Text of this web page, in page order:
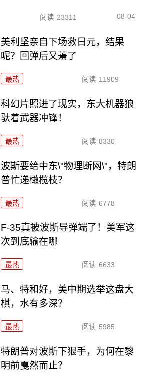
阅读 23311 08-04
美利坚亲自下场救日元，结果
呢？回弹后又蔫了
最热 阅读 11909
科幻片照进了现实，东大机器狼
驮着武器冲锋！
最热 阅读 8330
波斯要给中东\"物理断网\"，特朗
普忙递橄榄枝？
最热 阅读 6778
F-35真被波斯导弹端了！美军这
次到底输在哪
最热 阅读 6633
马、特和好，美中期选举这盘大
棋，水有多深？
最热 阅读 5985
特朗普对波斯下狠手，为何在黎
明前戛然而止？